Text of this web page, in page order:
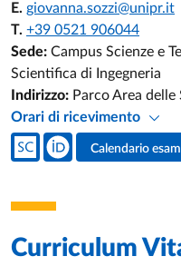
E. giovanna.sozzi@unipr.it
T. +39 0521 906044
Sede: Campus Scienze e
Scientifica di Ingegneria
Indirizzo: Parco Area
Orari di ricevimento
Social delCalendario
Curriculum